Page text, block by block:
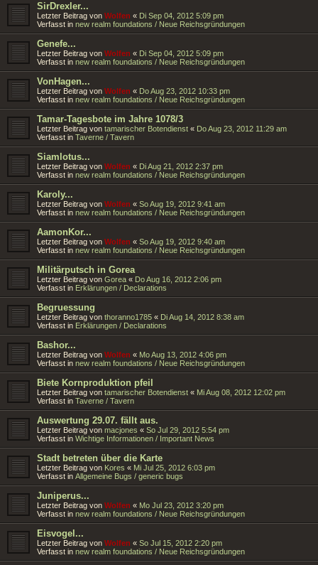
SirDrexler...
Letzter Beitrag von Wolfen « Di Sep 04, 2012 5:09 pm
Verfasst in new realm foundations / Neue Reichsgründungen
Genefe...
Letzter Beitrag von Wolfen « Di Sep 04, 2012 5:09 pm
Verfasst in new realm foundations / Neue Reichsgründungen
VonHagen...
Letzter Beitrag von Wolfen « Do Aug 23, 2012 10:33 pm
Verfasst in new realm foundations / Neue Reichsgründungen
Tamar-Tagesbote im Jahre 1078/3
Letzter Beitrag von tamarischer Botendienst « Do Aug 23, 2012 11:29 am
Verfasst in Taverne / Tavern
Siamlotus...
Letzter Beitrag von Wolfen « Di Aug 21, 2012 2:37 pm
Verfasst in new realm foundations / Neue Reichsgründungen
Karoly...
Letzter Beitrag von Wolfen « So Aug 19, 2012 9:41 am
Verfasst in new realm foundations / Neue Reichsgründungen
AamonKor...
Letzter Beitrag von Wolfen « So Aug 19, 2012 9:40 am
Verfasst in new realm foundations / Neue Reichsgründungen
Militärputsch in Gorea
Letzter Beitrag von Gorea « Do Aug 16, 2012 2:06 pm
Verfasst in Erklärungen / Declarations
Begruessung
Letzter Beitrag von thoranno1785 « Di Aug 14, 2012 8:38 am
Verfasst in Erklärungen / Declarations
Bashor...
Letzter Beitrag von Wolfen « Mo Aug 13, 2012 4:06 pm
Verfasst in new realm foundations / Neue Reichsgründungen
Biete Kornproduktion pfeil
Letzter Beitrag von tamarischer Botendienst « Mi Aug 08, 2012 12:02 pm
Verfasst in Taverne / Tavern
Auswertung 29.07. fällt aus.
Letzter Beitrag von macjones « So Jul 29, 2012 5:54 pm
Verfasst in Wichtige Informationen / Important News
Stadt betreten über die Karte
Letzter Beitrag von Kores « Mi Jul 25, 2012 6:03 pm
Verfasst in Allgemeine Bugs / generic bugs
Juniperus...
Letzter Beitrag von Wolfen « Mo Jul 23, 2012 3:20 pm
Verfasst in new realm foundations / Neue Reichsgründungen
Eisvogel...
Letzter Beitrag von Wolfen « So Jul 15, 2012 2:20 pm
Verfasst in new realm foundations / Neue Reichsgründungen